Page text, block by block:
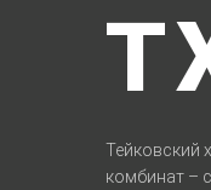
Тейковский
комбинат –